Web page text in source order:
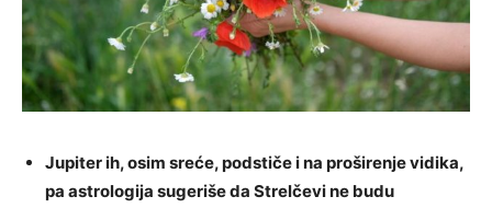
Jupiter ih, osim sreće, podstiče i na proširenje vidika,
pa astrologija sugeriše da Strelčevi ne budu